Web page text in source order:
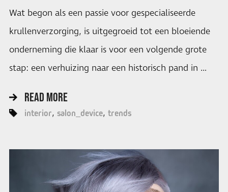
Wat begon als een passie voor gespecialiseerde
krullenverzorging, is uitgegroeid tot een bloeiende
onderneming die klaar is voor een volgende grote
stap: een verhuizing naar een historisch pand in …
READ MORE
interior salon_device trends